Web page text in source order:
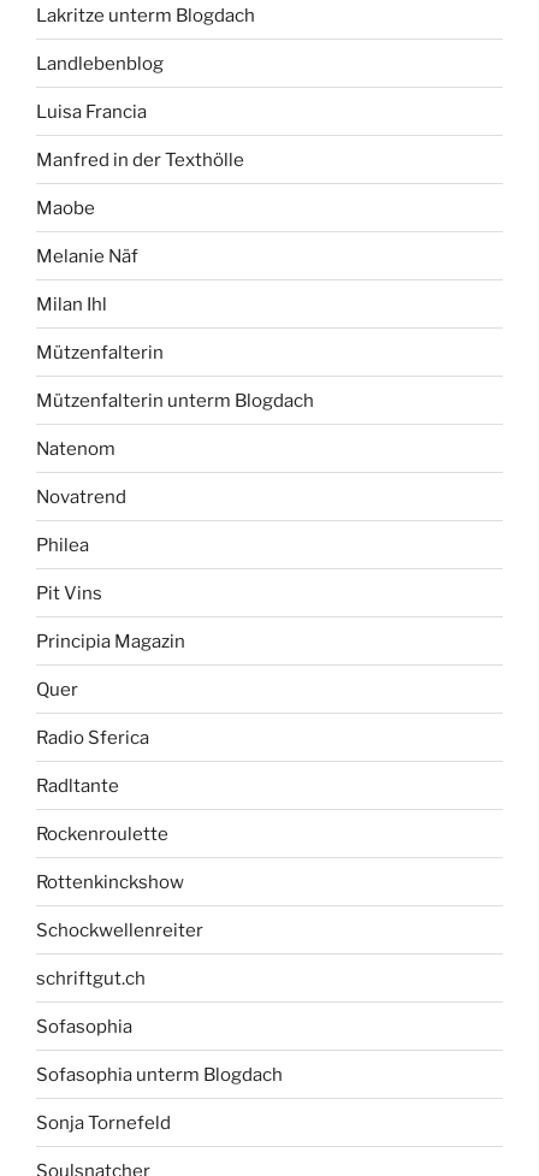
Lakritze unterm Blogdach
Landlebenblog
Luisa Francia
Manfred in der Texthölle
Maobe
Melanie Näf
Milan Ihl
Mützenfalterin
Mützenfalterin unterm Blogdach
Natenom
Novatrend
Philea
Pit Vins
Principia Magazin
Quer
Radio Sferica
Radltante
Rockenroulette
Rottenkinckshow
Schockwellenreiter
schriftgut.ch
Sofasophia
Sofasophia unterm Blogdach
Sonja Tornefeld
Soulsnatcher